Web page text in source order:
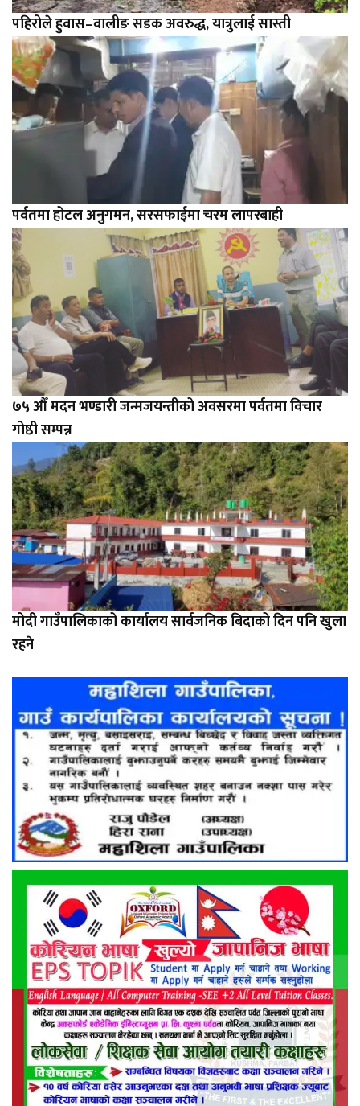
पहिरोले हुवास–वालीङ सडक अवरुद्ध, यात्रुलाई सास्ती
पर्वतमा होटल अनुगमन, सरसफाईमा चरम लापरबाही
७५ औँ मदन भण्डारी जन्मजयन्तीको अवसरमा पर्वतमा विचार
गोष्ठी सम्पन्न
मोदी गाउँपालिकाको कार्यालय सार्वजनिक बिदाको दिन पनि खुला
रहने